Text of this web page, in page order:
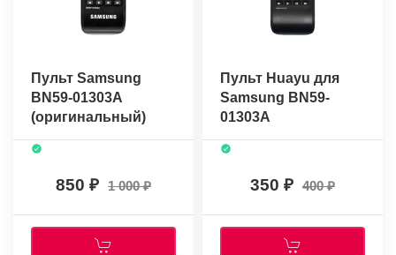
Пульт Samsung
BN59-01303A
(оригинальный)
850 1 000
Пульт Huayu для
Samsung BN59-
01303A
350 400